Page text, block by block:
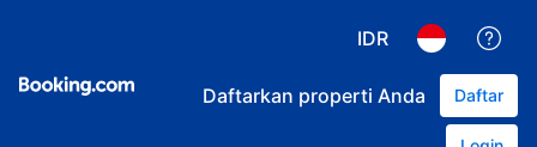
IDR
Daftarkan properti Anda Daftar